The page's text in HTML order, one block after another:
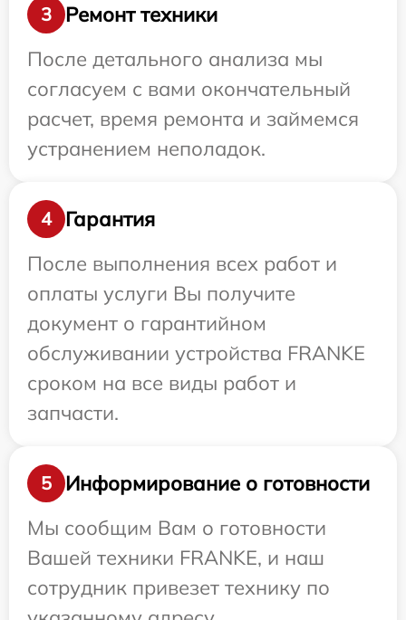
3
Ремонт техники
После детального анализа мы
согласуем с вами окончательный
расчет, время ремонта и займемся
устранением неполадок.
4
Гарантия
После выполнения всех работ и
оплаты услуги Вы получите
документ о гарантийном
обслуживании устройства FRANKE
сроком на все виды работ и
запчасти.
5
Информирование о готовности
Мы сообщим Вам о готовности
Вашей техники FRANKE, и наш
сотрудник привезет технику по